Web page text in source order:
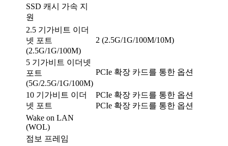
SSD 캐시 가속 지
원
2.5 기가비트 이더
넷 포트
(2.5G/1G/100M)
2 (2.5G/1G/100M/10M)
5 기가비트 이더넷
포트
(5G/2.5G/1G/100M)
PCIe 확장 카드를 통한 옵션
10 기가비트 이더
넷 포트
PCIe 확장 카드를 통한 옵션
PCIe 확장 카드를 통한 옵션
Wake on LAN
(WOL)
점보 프레임